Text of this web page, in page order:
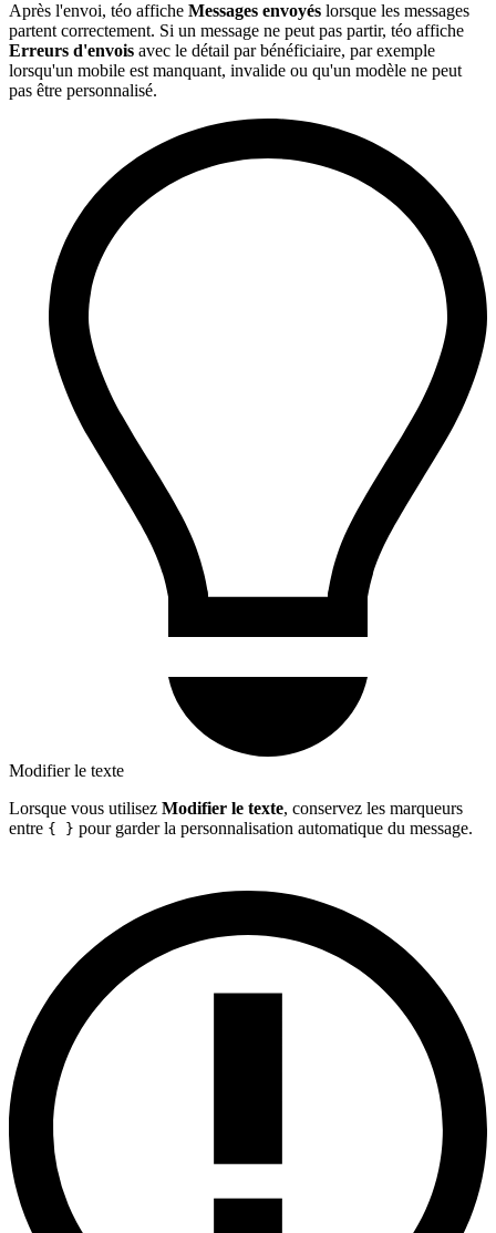
Après l'envoi, téo affiche Messages envoyés lorsque les messages
partent correctement. Si un message ne peut pas partir, téo affiche
Erreurs d'envois avec le détail par bénéficiaire, par exemple
lorsqu'un mobile est manquant, invalide ou qu'un modèle ne peut
pas être personnalisé.
Modifier le texte
Lorsque vous utilisez Modifier le texte, conservez les marqueurs
entre { } pour garder la personnalisation automatique du message.